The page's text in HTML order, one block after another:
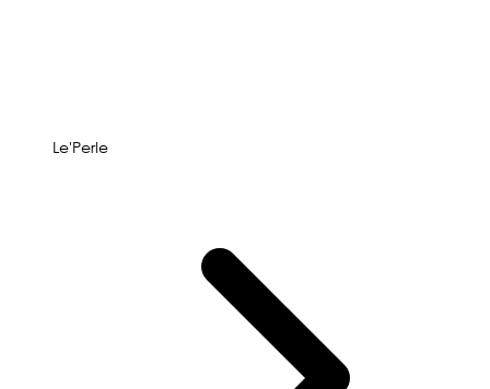
Le'Perle